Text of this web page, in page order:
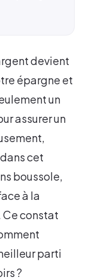
devient
épargne et
un
assurer un
cet
boussole,
à la
constat
parti
?